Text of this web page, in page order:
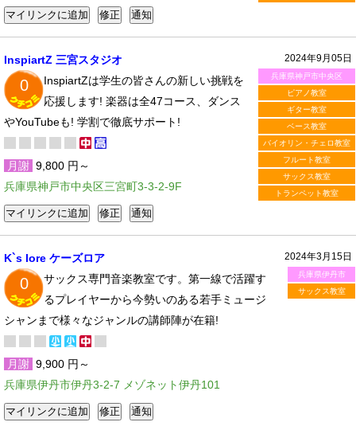
2024年9月05日
兵庫県神戸市中央区
ピアノ教室
ギター教室
ベース教室
バイオリン・チェロ教室
フルート教室
サックス教室
トランペット教室
InspiartZ 三宮スタジオ
0
InspiartZは学生の皆さんの新しい挑戦を
応援します! 楽器は全47コース、ダンス
やYouTubeも! 学割で徹底サポート!
月謝 9,800 円～
兵庫県神戸市中央区三宮町3-3-2-9F
2024年3月15日
兵庫県伊丹市
サックス教室
K`s lore ケーズロア
0
サックス専門音楽教室です。第一線で活躍す
るプレイヤーから今勢いのある若手ミュージ
シャンまで様々なジャンルの講師陣が在籍!
月謝 9,900 円～
兵庫県伊丹市伊丹3-2-7 メゾネット伊丹101